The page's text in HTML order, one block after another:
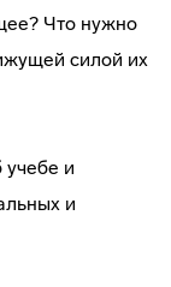
Что нужно
силой их
учебе и
и